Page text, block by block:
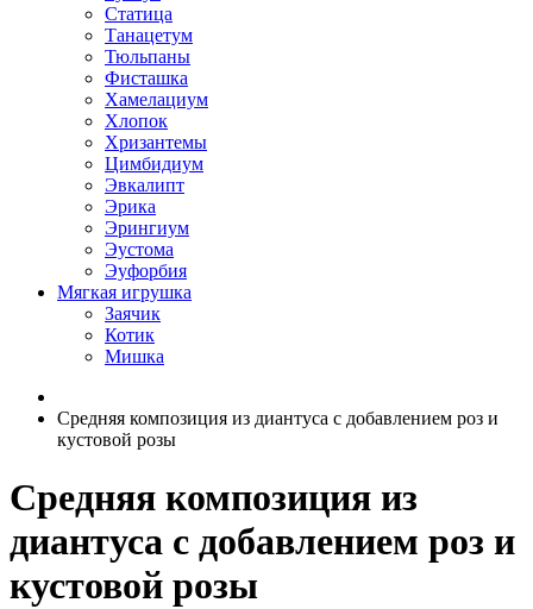
Статица
Танацетум
Тюльпаны
Фисташка
Хамелациум
Хлопок
Хризантемы
Цимбидиум
Эвкалипт
Эрика
Эрингиум
Эустома
Эуфорбия
Мягкая игрушка
Заячик
Котик
Мишка
Средняя композиция из диантуса c добавлением роз и
кустовой розы
Средняя композиция из
диантуса c добавлением роз и
кустовой розы